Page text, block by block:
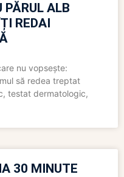
PĂRUL ALB
REDAI
nu vopsește:
să redea treptat
testat dermatologic,
30 MINUTE